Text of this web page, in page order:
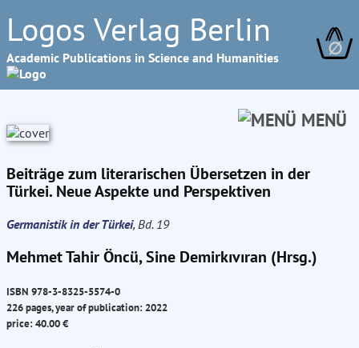
Logos Verlag Berlin
Academic Publications in Science and Humanities ∅
MENÜ
Beiträge zum literarischen Übersetzen in der
Türkei. Neue Aspekte und Perspektiven
Germanistik in der Türkei, Bd. 19
Mehmet Tahir Öncü, Sine Demirkıvıran (Hrsg.)
ISBN 978-3-8325-5574-0
226 pages, year of publication: 2022
price: 40.00 €